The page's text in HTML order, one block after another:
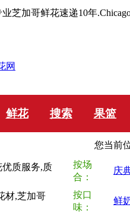
芝加哥鲜花速递10年
鲜花 搜索 果篮
质服务,质
材,芝加哥
您当前位
按场
合：
庆
按口
味：
鲜